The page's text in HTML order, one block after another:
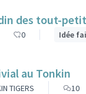
des tout-
0 Idée
au Tonkin
TIGERS 10